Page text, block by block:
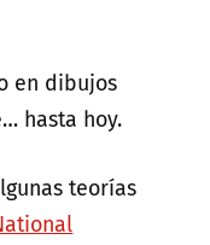
en dibujos
hasta hoy.
teorías